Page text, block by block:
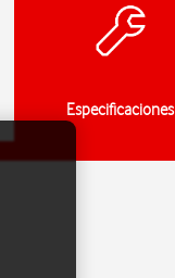
Especificaciones